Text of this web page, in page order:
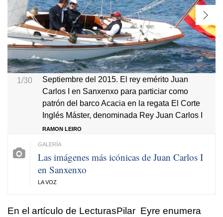
1/30
Septiembre del 2015. El rey emérito Juan
Carlos I en Sanxenxo para particiar como
patrón del barco Acacia en la regata El Corte
Inglés Máster, denominada Rey Juan Carlos I
RAMON LEIRO
Las imágenes más icónicas de Juan Carlos I
en Sanxenxo
LA VOZ
En el artículo de LecturasPilar Eyre enumera